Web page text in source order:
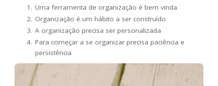
Uma ferramenta de organização é bem vinda
Organização é um hábito a ser construído
A organização precisa ser personalizada
Para começar a se organizar precisa paciência e
persistência